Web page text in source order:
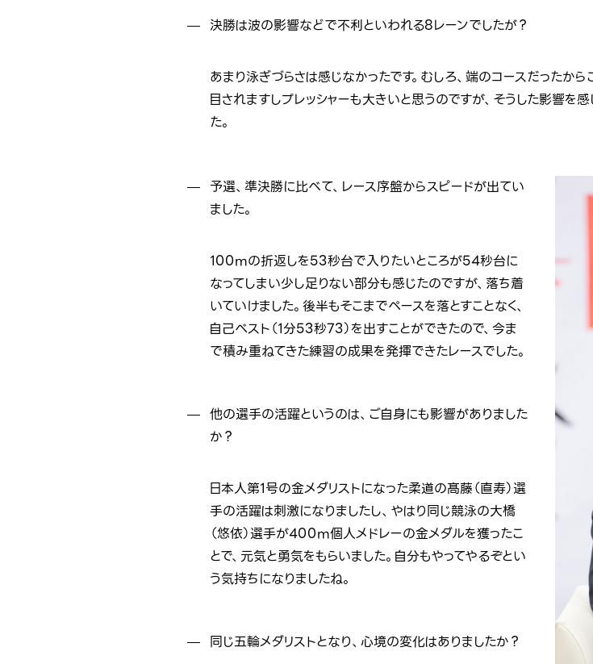
決勝は波の影響などで不利といわれる8レーンでしたが？
あまり泳ぎづらさは感じなかったです。むしろ、端のコースだったか
目されますしプレッシャーも大きいと思うのですが、そうした影響を
た。
予選、準決勝に比べて、レース序盤からスピードが出てい
ました。
100mの折返しを53秒台で入りたいところが54秒台に
なってしまい少し足りない部分も感じたのですが、落ち着
いていけました。後半もそこまでペースを落とすことなく、
自己ベスト（1分53秒73）を出すことができたので、今ま
で積み重ねてきた練習の成果を発揮できたレースでした。
他の選手の活躍というのは、ご自身にも影響がありました
か？
日本人第1号の金メダリストになった柔道の髙藤（直寿）選
手の活躍は刺激になりましたし、やはり同じ競泳の大橋
（悠依）選手が400m個人メドレーの金メダルを獲ったこ
とで、元気と勇気をもらいました。自分もやってやるぞとい
う気持ちになりましたね。
同じ五輪メダリストとなり、心境の変化はありましたか？